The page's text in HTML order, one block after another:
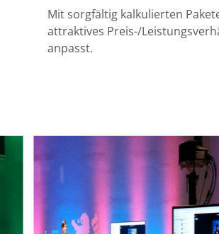
Mit sorgfältig kalkulierten
attraktives Preis-/
anpasst.